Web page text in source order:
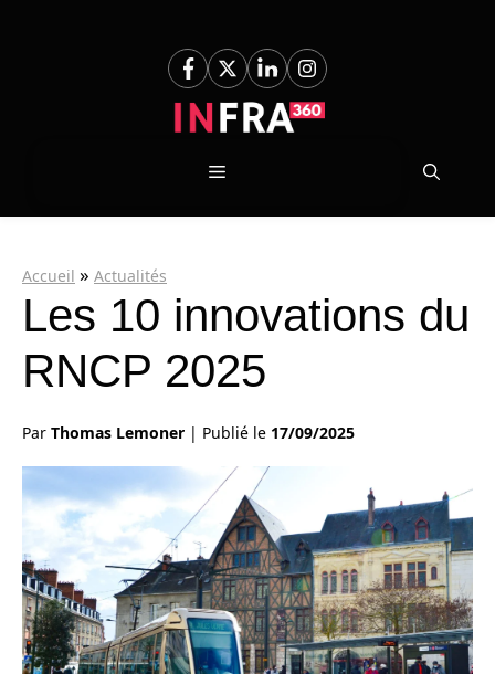
Menu
Accueil » Actualités
Les 10 innovations du
RNCP 2025
Par Thomas Lemoner | Publié le 17/09/2025